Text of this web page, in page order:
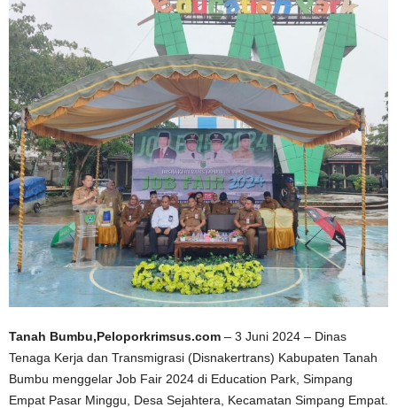
Tanah Bumbu,Peloporkrimsus.com – 3 Juni 2024 – Dinas
Tenaga Kerja dan Transmigrasi (Disnakertrans) Kabupaten Tanah
Bumbu menggelar Job Fair 2024 di Education Park, Simpang
Empat Pasar Minggu, Desa Sejahtera, Kecamatan Simpang Empat.